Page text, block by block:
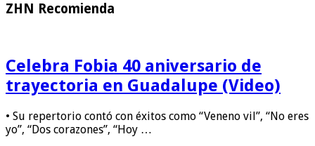
ZHN Recomienda
Celebra Fobia 40 aniversario de
trayectoria en Guadalupe (Video)
• Su repertorio contó con éxitos como “Veneno vil”, “No eres
yo”, “Dos corazones”, “Hoy …